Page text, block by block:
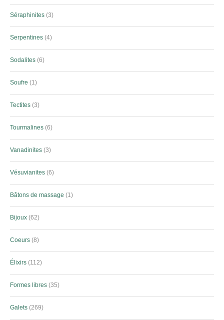
Séraphinites 3
Serpentines 4
Sodalites 6
Soufre 1
Tectites 3
Tourmalines 6
Vanadinites 3
Vésuvianites 6
Bâtons de massage 1
Bijoux 62
Coeurs 8
Élixirs 112
Formes libres 35
Galets 269